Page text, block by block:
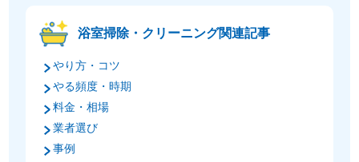
浴室掃除・クリーニング関連記事
やり方・コツ
やる頻度・時期
料金・相場
業者選び
事例